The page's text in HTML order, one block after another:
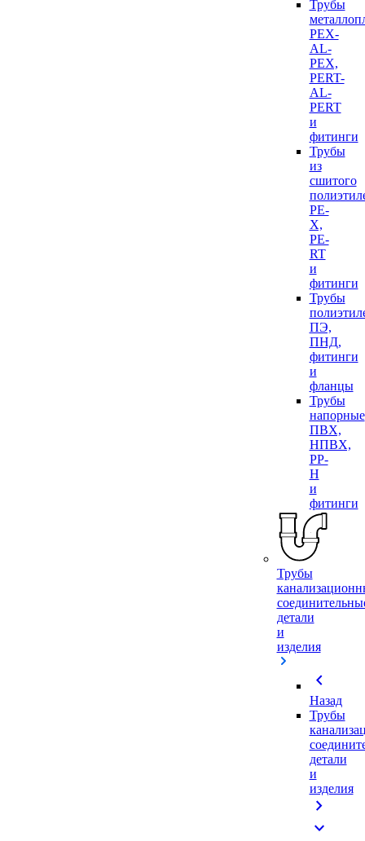
Трубы
PEX-
AL-
PEX,
PERT-
AL-
PERT
и
фитинги
Трубы
из
сшитого
PE-
X,
PE-
RT
и
фитинги
Трубы
ПЭ,
ПНД,
фитинги
и
фланцы
Трубы
напорные
ПВХ,
НПВХ,
PP-
H
и
фитинги
Трубы
детали
и
изделия
chevron_left
Назад
Трубы
детали
и
изделия
chevron_right
expand_more